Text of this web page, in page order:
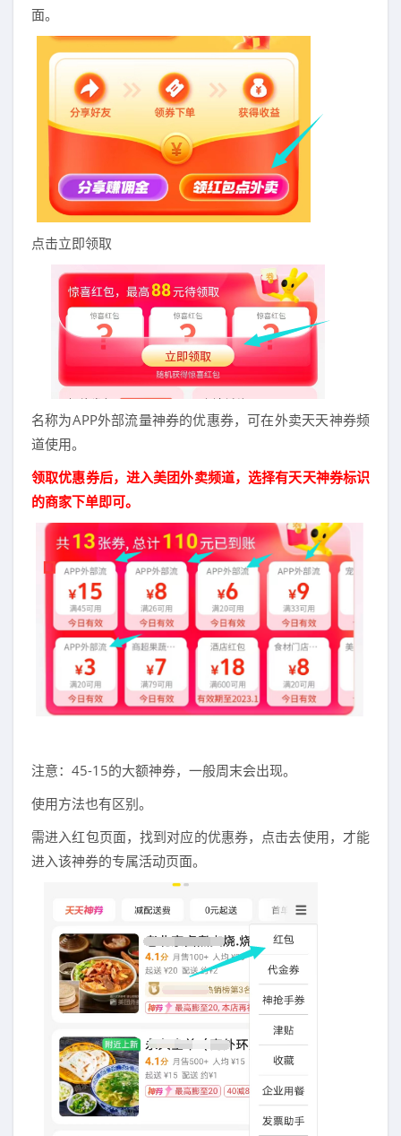
面。
点击立即领取
名称为APP外部流量神券的优惠券，可在外卖天天神券频
道使用。
领取优惠券后，进入美团外卖频道，选择有天天神券标识
的商家下单即可。
注意：45-15的大额神券，一般周末会出现。
使用方法也有区别。
需进入红包页面，找到对应的优惠券，点击去使用，才能
进入该神券的专属活动页面。